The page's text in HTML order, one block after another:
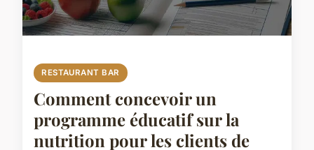
RESTAURANT BAR
Comment concevoir un
programme éducatif sur la
nutrition pour les clients de